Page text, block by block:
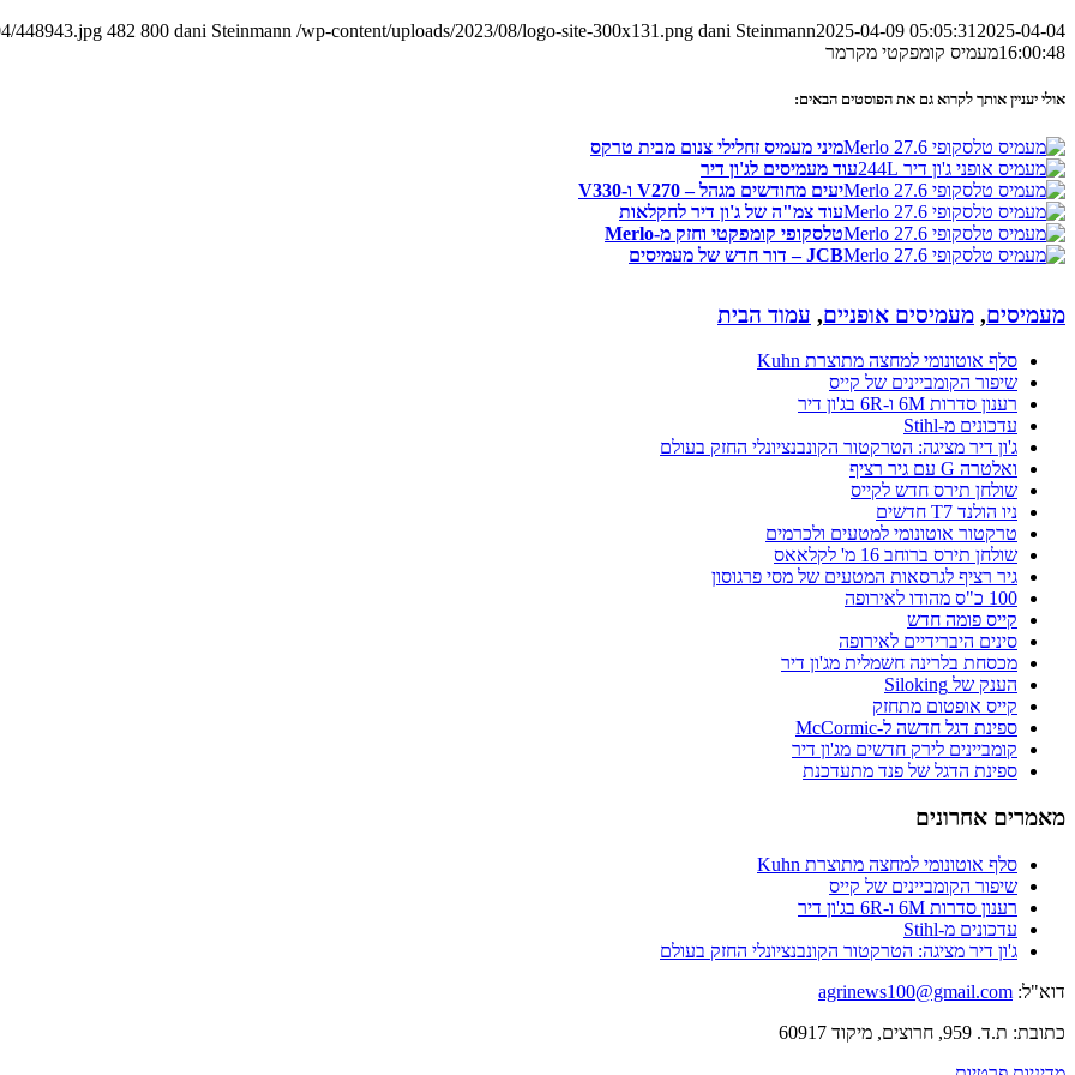
448943.jpg 482 800 dani Steinmann /wp-content/uploads/2023/08/logo-site-300x131.png dani Steinmann2025-04-09 05:05:31 2025-04-04
16:00:48מעמיס קומפקטי מקרמר
אולי יעניין אותך לקרוא גם את הפוסטים הבאים:
מיני מעמיס זחלילי צנום מבית טרקס
עוד מעמיסים לג'ון דיר
יעים מחודשים מגהל – V270 ו-V330
עוד צמ"ה של ג'ון דיר לחקלאות
טלסקופי קומפקטי וחזק מ-Merlo
JCB – דור חדש של מעמיסים
מעמיסים, מעמיסים אופניים, עמוד הבית
סלף אוטונומי למחצה מתוצרת Kuhn
שיפור הקומביינים של קייס
רענון סדרות 6M ו-6R בג'ון דיר
עדכונים מ-Stihl
ג'ון דיר מציגה: הטרקטור הקונבנציונלי החזק בעולם
ואלטרה G עם גיר רציף
שולחן תירס חדש לקייס
ניו הולנד T7 חדשים
טרקטור אוטונומי למטעים ולכרמים
שולחן תירס ברוחב 16 מ' לקלאאס
גיר רציף לגרסאות המטעים של מסי פרגוסון
100 כ"ס מהודו לאירופה
קייס פומה חדש
סינים היברידיים לאירופה
מכסחת בלרינה חשמלית מג'ון דיר
הענק של Siloking
קייס אופטום מתחזק
ספינת דגל חדשה ל-McCormic
קומביינים לירק חדשים מג'ון דיר
ספינת הדגל של פנד מתעדכנת
מאמרים אחרונים
סלף אוטונומי למחצה מתוצרת Kuhn
שיפור הקומביינים של קייס
רענון סדרות 6M ו-6R בג'ון דיר
עדכונים מ-Stihl
ג'ון דיר מציגה: הטרקטור הקונבנציונלי החזק בעולם
דוא"ל: agrinews100@gmail.com
כתובת: ת.ד. 959, חרוצים, מיקוד 60917